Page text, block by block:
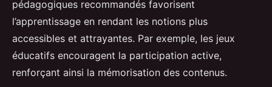
pédagogiques recommandés favorisent
l’apprentissage en rendant les notions plus
accessibles et attrayantes. Par exemple, les jeux
éducatifs encouragent la participation active,
renforçant ainsi la mémorisation des contenus.